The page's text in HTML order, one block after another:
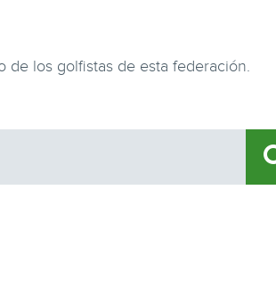
los golfistas de esta federación.